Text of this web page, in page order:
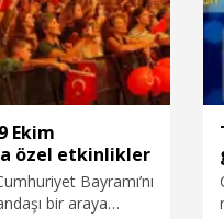
Ekim
özel etkinlikler
Bayramı’nı
bir araya